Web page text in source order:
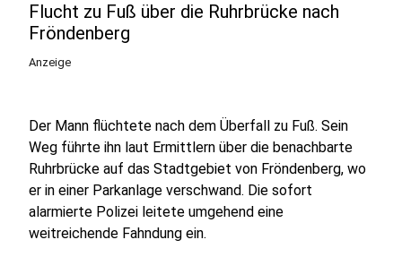
Flucht zu Fuß über die Ruhrbrücke nach
Fröndenberg
Anzeige
Der Mann flüchtete nach dem Überfall zu Fuß. Sein
Weg führte ihn laut Ermittlern über die benachbarte
Ruhrbrücke auf das Stadtgebiet von Fröndenberg, wo
er in einer Parkanlage verschwand. Die sofort
alarmierte Polizei leitete umgehend eine
weitreichende Fahndung ein.